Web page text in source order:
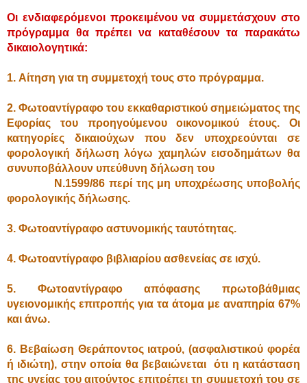
Οι ενδιαφερόμενοι προκειμένου να συμμετάσχουν στο
πρόγραμμα θα πρέπει να καταθέσουν τα παρακάτω
δικαιολογητικά:
1. Αίτηση για τη συμμετοχή τους στο πρόγραμμα.
2. Φωτοαντίγραφο του εκκαθαριστικού σημειώματος της
Εφορίας του προηγούμενου οικονομικού έτους. Οι
κατηγορίες δικαιούχων που δεν υποχρεούνται σε
φορολογική δήλωση λόγω χαμηλών εισοδημάτων θα
συνυποβάλλουν υπεύθυνη δήλωση του
Ν.1599/86 περί της μη υποχρέωσης υποβολής
φορολογικής δήλωσης.
3. Φωτοαντίγραφο αστυνομικής ταυτότητας.
4. Φωτοαντίγραφο βιβλιαρίου ασθενείας σε ισχύ.
5. Φωτοαντίγραφο απόφασης πρωτοβάθμιας
υγειονομικής επιτροπής για τα άτομα με αναπηρία 67%
και άνω.
6. Βεβαίωση Θεράποντος ιατρού, (ασφαλιστικού φορέα
ή ιδιώτη), στην οποία θα βεβαιώνεται ότι η κατάσταση
της υγείας του αιτούντος επιτρέπει τη συμμετοχή του σε